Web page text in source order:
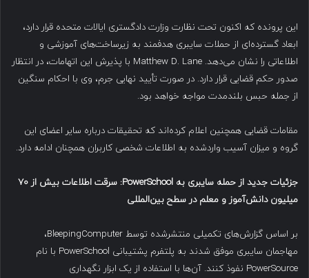
این پرونده که اکنون تحت نظارت وزارت دادگستری ایالات متحده قرار دارد،
ابعاد گسترده‌ای از حملات سایبری هدفمند به زیرساخت‌های آموزشی و
اطلاعاتی را نشان می‌دهد. Matthew D. Lane با پذیرش این اتهامات، در انتظار
صدور حکم قضایی قرار دارد. در صورت تأیید نهایی جرم، وی با احکام سنگین
از جمله حبس بلندمدت مواجه خواهد بود.
مقامات قضایی همچنین اعلام کرده‌اند که تحقیقات درباره سایر اعضای این
گروه و میزان آسیب واردشده به اطلاعات شخصی کاربران همچنان ادامه دارد.
جزئیات جدید از حمله سایبری به سرقت اطلاعات بیش از۷۰
میلیون دانش‌آموز و معلم در سطح بین‌المللی
بر اساس گزارش‌های تکمیلی منتشرشده توسط BleepingComputer،
مهاجمان سایبری موفق شدند به پلتفرم پشتیبانی PowerSchool با نام
PowerSource نفوذ کنند. آن‌ها با استفاده از یک ابزار نگهداری